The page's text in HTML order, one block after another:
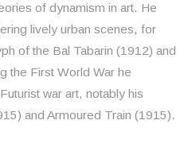
of dynamism in art. He
lively urban scenes, for
of the Bal Tabarin (1912) and
the First World War he
war art, notably his
and Armoured Train (1915).